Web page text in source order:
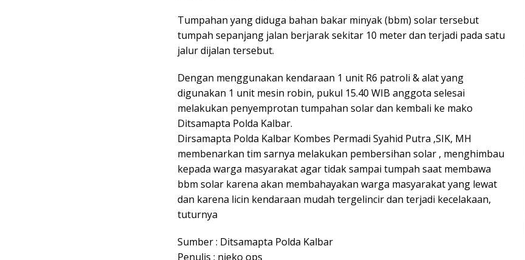
Tumpahan yang diduga bahan bakar minyak (bbm) solar tersebut
tumpah sepanjang jalan berjarak sekitar 10 meter dan terjadi pada satu
jalur dijalan tersebut.
Dengan menggunakan kendaraan 1 unit R6 patroli & alat yang
digunakan 1 unit mesin robin, pukul 15.40 WIB anggota selesai
melakukan penyemprotan tumpahan solar dan kembali ke mako
Ditsamapta Polda Kalbar.
Dirsamapta Polda Kalbar Kombes Permadi Syahid Putra ,SIK, MH
membenarkan tim sarnya melakukan pembersihan solar , menghimbau
kepada warga masyarakat agar tidak sampai tumpah saat membawa
bbm solar karena akan membahayakan warga masyarakat yang lewat
dan karena licin kendaraan mudah tergelincir dan terjadi kecelakaan,
tuturnya
Sumber : Ditsamapta Polda Kalbar
Penulis : nieko ops